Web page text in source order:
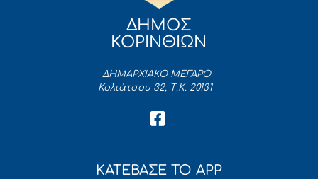
ΔΗΜΟΣ
ΚΟΡΙΝΘΙΩΝ
ΔΗΜΑΡΧΙΑΚΟ ΜΕΓΑΡΟ
Κολιάτσου 32, Τ.Κ. 20131
ΚΑΤΕΒΑΣΕ ΤΟ APP